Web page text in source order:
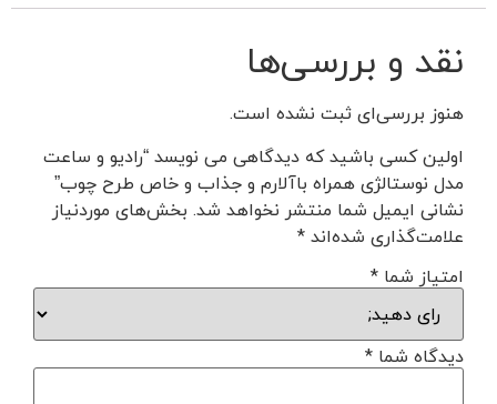
نقد و بررسی‌ها
هنوز بررسی‌ای ثبت نشده است.
اولین کسی باشید که دیدگاهی می نویسد “رادیو و ساعت
مدل نوستالژی همراه باآلارم و جذاب و خاص طرح چوب”
نشانی ایمیل شما منتشر نخواهد شد. بخش‌های موردنیاز
علامت‌گذاری شده‌اند*
امتیاز شما *
دیدگاه شما *